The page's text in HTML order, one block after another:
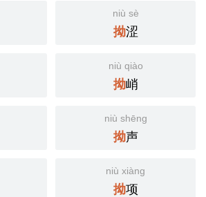
niù sè
拗涩
niù qiào
拗峭
niù shēng
拗声
niù xiàng
拗项